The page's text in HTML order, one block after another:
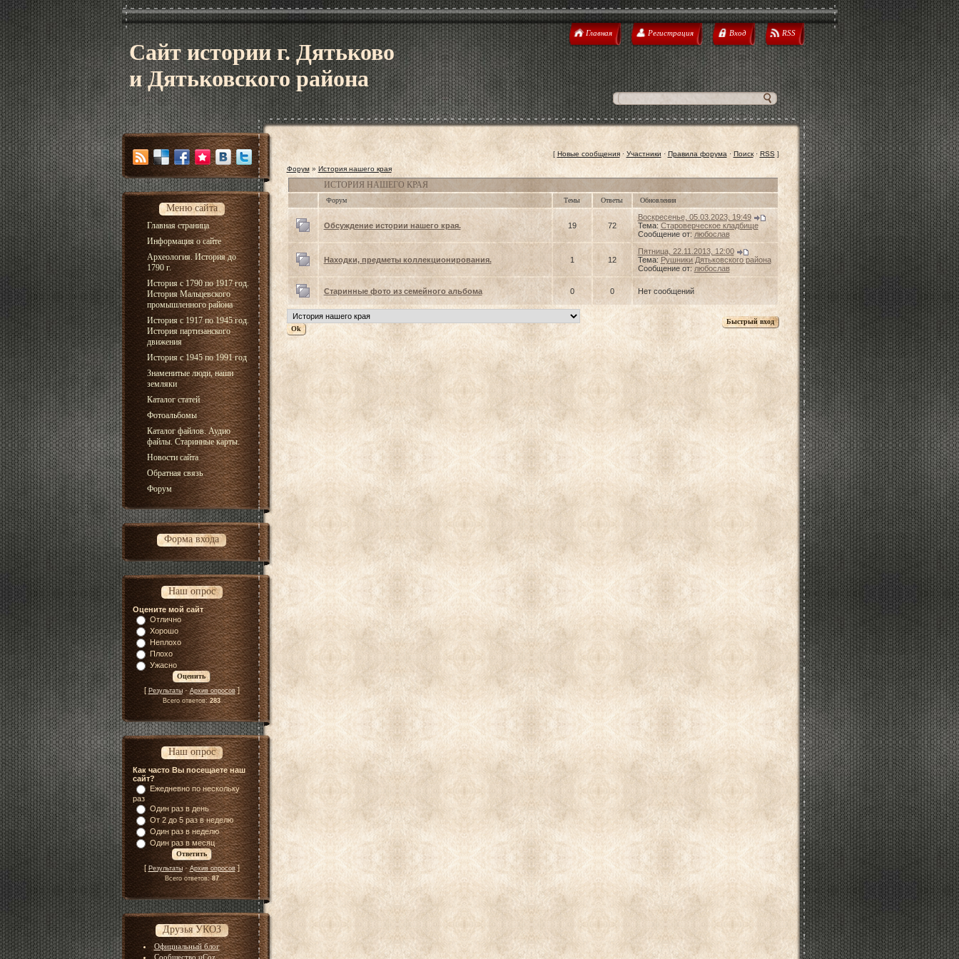
Сайт истории г. Дятьково
и Дятьковского района
Главная Регистрация Вход RSS
Меню сайта
Главная страница
Информация о сайте
Археология. История до
1790 г.
История с 1790 по 1917 год.
История Мальцевского
промышленного района
История с 1917 по 1945 год.
История партизанского
движения
История с 1945 по 1991 год
Знаменитые люди, наши
земляки
Каталог статей
Фотоальбомы
Каталог файлов. Аудио
файлы. Старинные карты.
Новости сайта
Обратная связь
Форум
Форма входа
Наш опрос
Оцените мой сайт
Отлично
Хорошо
Неплохо
Плохо
Ужасно
[ Результаты·Архив опросов]
Всего ответов:283
Наш опрос
Как часто Вы посещаете наш
сайт?
Ежедневно по нескольку
раз
Один раз в день
От 2 до 5 раз в неделю
Один раз в неделю
Один раз в месяц
[ Результаты·Архив опросов]
Всего ответов:87
Друзья УКОЗ
Официальный блог
Сообщество uCoz
[ Новые сообщения· Участники · Правила форума · Поиск· RSS]
Форум » История нашего края
ИСТОРИЯ НАШЕГО КРАЯ
Форум Темы Ответы Обновления
Обсуждение истории нашего края. 19 72
Воскресенье, 05.03.2023, 19:49
Тема: Староверческое кладбище
Сообщение от: любослав
Находки, предметы коллекционирования. 1 12
Пятница, 22.11.2013, 12:00
Тема: Рушники Дятьковского района
Сообщение от: любослав
Старинные фото из семейного альбома 0 0 Нет сообщений